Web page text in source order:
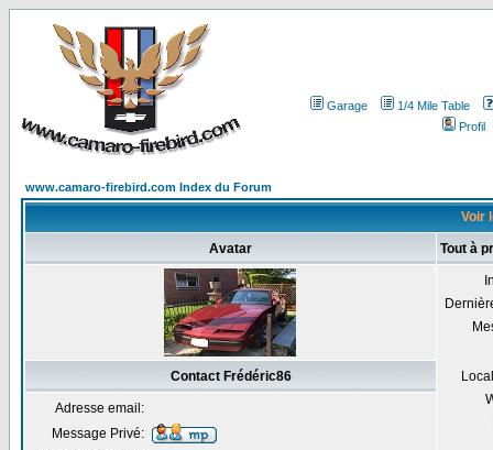
Garage
1/4 Mile Table
Profil
www.camaro-firebird.com Index du Forum
Voir
Avatar Tout à
Contact Frédéric86
Adresse email:
Message Privé: